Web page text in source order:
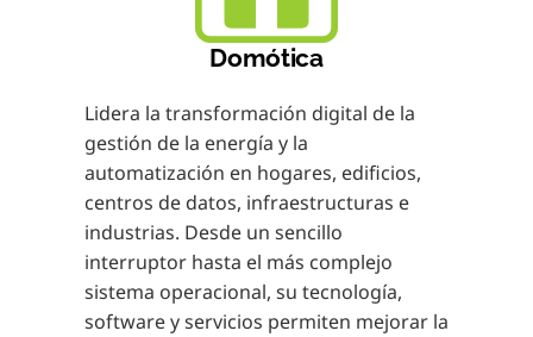
Domótica
Lidera la transformación digital de la
gestión de la energía y la
automatización en hogares, edificios,
centros de datos, infraestructuras e
industrias. Desde un sencillo
interruptor hasta el más complejo
sistema operacional, su tecnología,
software y servicios permiten mejorar la